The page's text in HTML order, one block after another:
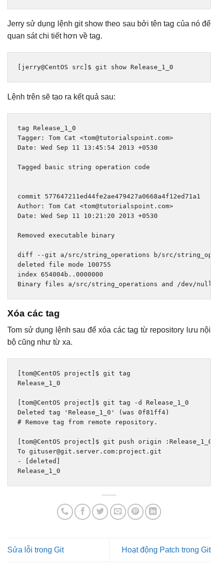
Jerry sử dụng lệnh git show theo sau bởi tên tag của nó để
quan sát chi tiết hơn về tag.
jerry@CentOS src $ git show Release_1_0
Lệnh trên sẽ tạo ra kết quả sau:
tag Release_1_0
Tagger : Tom Cat <tom@tutorialspoint . com>
Date : Wed Sep 11 13 : 45 : 54 2013 +0530
Tagged basic string operation code
commit 577647211ed44fe2ae479427a0668a4f12ed71a1
Author : Tom Cat <tom@tutorialspoint . com>
Date : Wed Sep 11 10 : 21 : 20 2013 +0530
Removed executable binary
diff --git a /src /string_operations b /src /
deleted file mode 100755
index 654004b .. 0000000
Binary files a /src /string_operations and /dev /null
Xóa các tag
Tom sử dụng lệnh sau để xóa các tag từ repository lưu nội
bộ cũng như từ xa.
tom@CentOS project
$ git tag
Release_1_0
tom@CentOS project $ git tag -d Release_1_0
Deleted
tag 'Release_1_0' ( was 0f81ff4 )
# Remove tag from remote repository.
tom@CentOS project $ git push origin : Release_1_0
To gituser@git . server . com : project . git
-
deleted
Release_1_0
Sửa lỗi trong Git Hoạt động Patch trong Git